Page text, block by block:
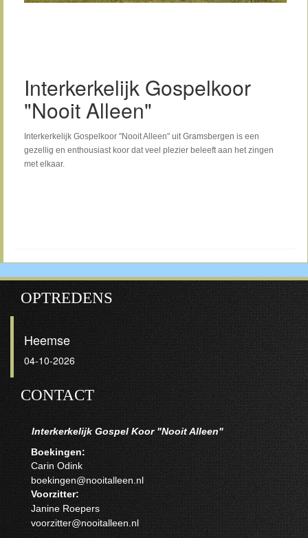
Interkerkelijk Gospelkoor
"Nooit Alleen"
Interkerkelijk Gospelkoor "Nooit Alleen" uit Gramsbergen is een
gezellig en enthousiast koor dat veel plezier beleeft aan het zingen
met elkaar.
OPTREDENS
Heemse
04-10-2026
CONTACT
Interkerkelijk Gospel Koor "Nooit Alleen"
Boekingen:
Carin Odink
boekingen@nooitalleen.nl
Voorzitter:
Janine Roepers
voorzitter@nooitalleen.nl